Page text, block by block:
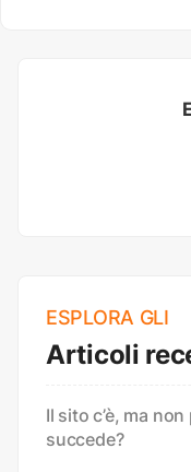
ESPLORA GLI
Articoli
Il sito c’è, ma
succede?